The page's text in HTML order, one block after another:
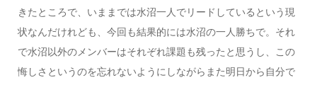
きたところで、いままでは水沼一人でリードしているという現
状なんだけれども、今回も結果的には水沼の一人勝ちで。それ
で水沼以外のメンバーはそれぞれ課題も残ったと思うし、この
悔しさというのを忘れないようにしながらまた明日から自分で